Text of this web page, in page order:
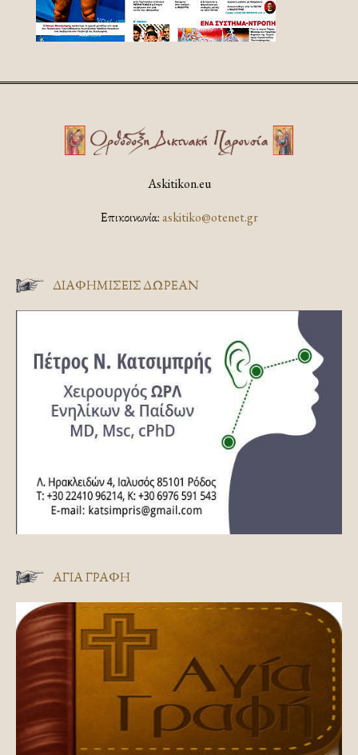
Askitikon.eu
Επικοινωνία:askitiko@otenet.gr
ΔΙΑΦΗΜΊΣΕΙΣ ΔΩΡΕΆΝ
ΑΓΊΑ ΓΡΑΦΉ